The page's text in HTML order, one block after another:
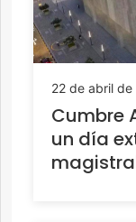
22 de abril
Cumbre
un día